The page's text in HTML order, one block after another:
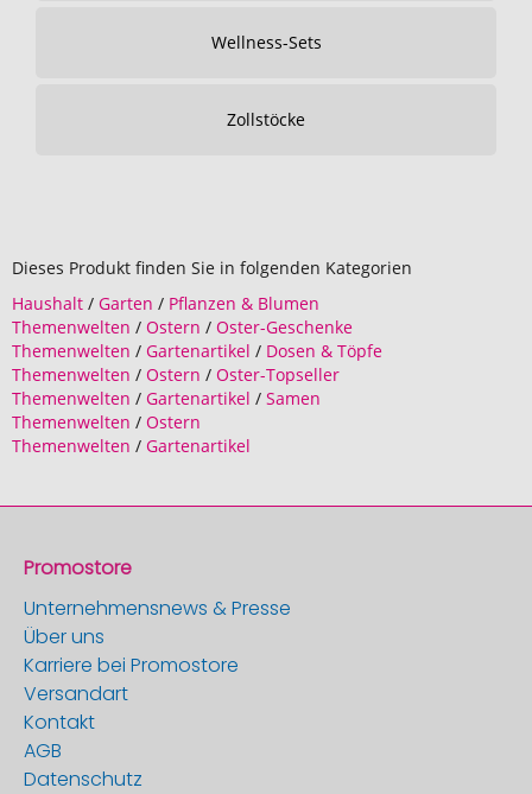
Wellness-Sets
Zollstöcke
Dieses Produkt finden Sie in folgenden Kategorien
Haushalt / Garten / Pflanzen & Blumen
Themenwelten / Ostern / Oster-Geschenke
Themenwelten / Gartenartikel / Dosen & Töpfe
Themenwelten / Ostern / Oster-Topseller
Themenwelten / Gartenartikel / Samen
Themenwelten / Ostern
Themenwelten / Gartenartikel
Promostore
Unternehmensnews & Presse
Über uns
Karriere bei Promostore
Versandart
Kontakt
AGB
Datenschutz